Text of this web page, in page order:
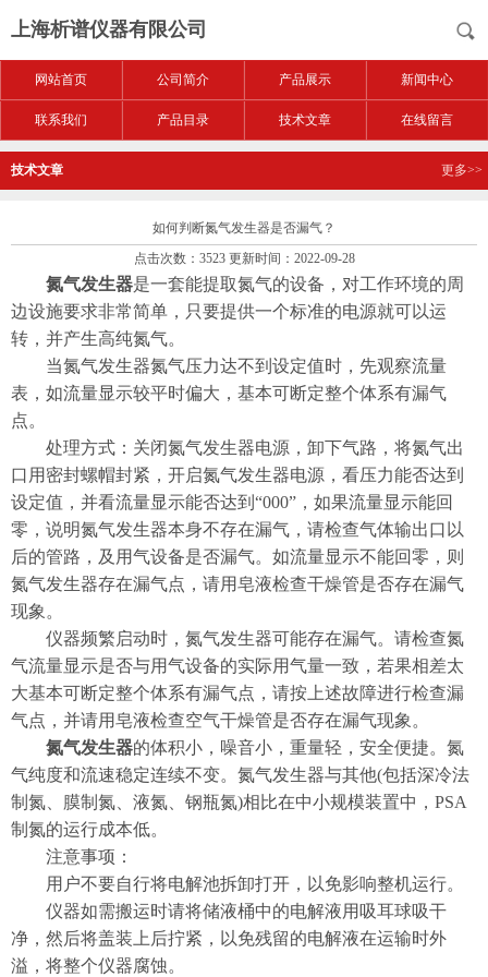
上海析谱仪器有限公司
网站首页 公司简介 产品展示 新闻中心
联系我们 产品目录 技术文章 在线留言
技术文章 更多>>
如何判断氮气发生器是否漏气？
点击次数：3523 更新时间：2022-09-28
氮气发生器是一套能提取氮气的设备，对工作环境的周
边设施要求非常简单，只要提供一个标准的电源就可以运
转，并产生高纯氮气。
当氮气发生器氮气压力达不到设定值时，先观察流量
表，如流量显示较平时偏大，基本可断定整个体系有漏气
点。
处理方式：关闭氮气发生器电源，卸下气路，将氮气出
口用密封螺帽封紧，开启氮气发生器电源，看压力能否达到
设定值，并看流量显示能否达到“000”，如果流量显示能回
零，说明氮气发生器本身不存在漏气，请检查气体输出口以
后的管路，及用气设备是否漏气。如流量显示不能回零，则
氮气发生器存在漏气点，请用皂液检查干燥管是否存在漏气
现象。
仪器频繁启动时，氮气发生器可能存在漏气。请检查氮
气流量显示是否与用气设备的实际用气量一致，若果相差太
大基本可断定整个体系有漏气点，请按上述故障进行检查漏
气点，并请用皂液检查空气干燥管是否存在漏气现象。
氮气发生器的体积小，噪音小，重量轻，安全便捷。氮
气纯度和流速稳定连续不变。氮气发生器与其他(包括深冷法
制氮、膜制氮、液氮、钢瓶氮)相比在中小规模装置中，PSA
制氮的运行成本低。
注意事项：
用户不要自行将电解池拆卸打开，以免影响整机运行。
仪器如需搬运时请将储液桶中的电解液用吸耳球吸干
净，然后将盖装上后拧紧，以免残留的电解液在运输时外
溢，将整个仪器腐蚀。